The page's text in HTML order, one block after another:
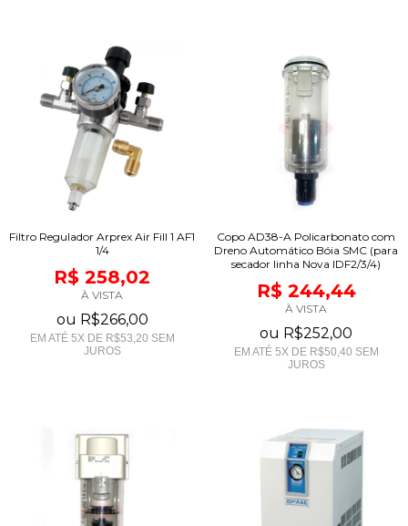
Filtro Regulador Arprex Air Fill 1 AF1
1/4
R$ 258,02
À VISTA
ou R$266,00
EM ATÉ 5X DE R$53,20 SEM
JUROS
Copo AD38-A Policarbonato com
Dreno Automático Bóia SMC (para
secador linha Nova IDF2/3/4)
R$ 244,44
À VISTA
ou R$252,00
EM ATÉ 5X DE R$50,40 SEM
JUROS